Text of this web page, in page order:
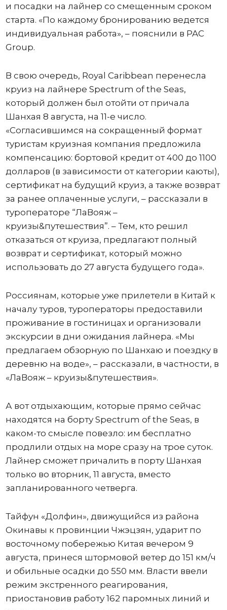
и посадки на лайнер со смещенным сроком
старта. «По каждому бронированию ведется
индивидуальная работа», – пояснили в PAC
Group.
В свою очередь, Royal Caribbean перенесла
круиз на лайнере Spectrum of the Seas,
который должен был отойти от причала
Шанхая 8 августа, на 11-е число.
«Согласившимся на сокращенный формат
туристам круизная компания предложила
компенсацию: бортовой кредит от 400 до 1100
долларов (в зависимости от категории каюты),
сертификат на будущий круиз, а также возврат
за ранее оплаченные услуги, – рассказали в
туроператоре “ЛаВояж –
круизы&путешествия”. – Тем, кто решил
отказаться от круиза, предлагают полный
возврат и сертификат, который можно
использовать до 27 августа будущего года».
Россиянам, которые уже прилетели в Китай к
началу туров, туроператоры предоставили
проживание в гостиницах и организовали
экскурсии в дни ожидания лайнера. «Мы
предлагаем обзорную по Шанхаю и поездку в
деревню на воде», – рассказали, в частности, в
«ЛаВояж – круизы&путешествия».
А вот отдыхающим, которые прямо сейчас
находятся на борту Spectrum of the Seas, в
каком-то смысле повезло: им бесплатно
продлили отдых на море сразу на трое суток.
Лайнер сможет причалить в порту Шанхая
только во вторник, 11 августа, вместо
запланированного четверга.
Тайфун «Долфин», движущийся из района
Окинавы к провинции Чжэцзян, ударит по
восточному побережью Китая вечером 9
августа, принеся штормовой ветер до 151 км/ч
и обильные осадки до 550 мм. Власти ввели
режим экстренного реагирования,
приостановив работу 162 паромных линий и